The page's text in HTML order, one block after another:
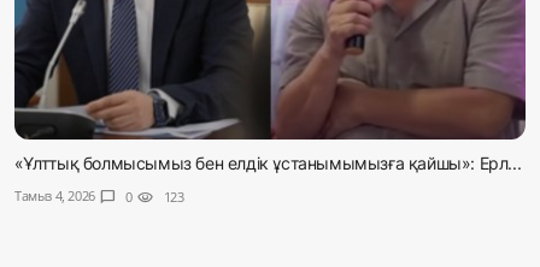
«Ұлттық болмысымыз бен елдік ұстанымымызға қайшы»: Ерл...
Тамыз 4, 2026 chat_bubble 0 visibility 123